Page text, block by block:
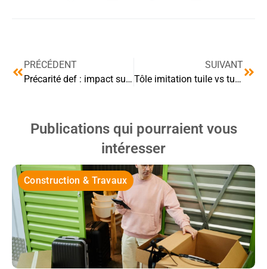
PRÉCÉDENT
Précarité def : impact sur les locataires et propriétaires
SUIVANT
Tôle imitation tuile vs tuiles : quel matériau choisir ?
Publications qui pourraient vous
intéresser
Construction & Travaux